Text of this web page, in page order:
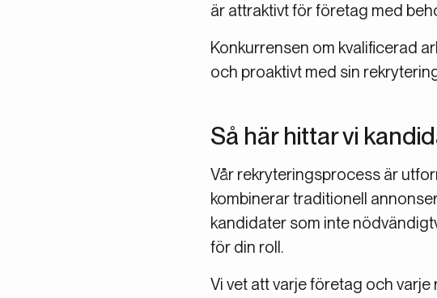
är attraktivt för företag med
Konkurrensen om kvalificerad
och proaktivt med sin
Så här hittar vi
Vår rekryteringsprocess är
kombinerar traditionell
kandidater som inte
för din roll.
Vi vet att varje företag och